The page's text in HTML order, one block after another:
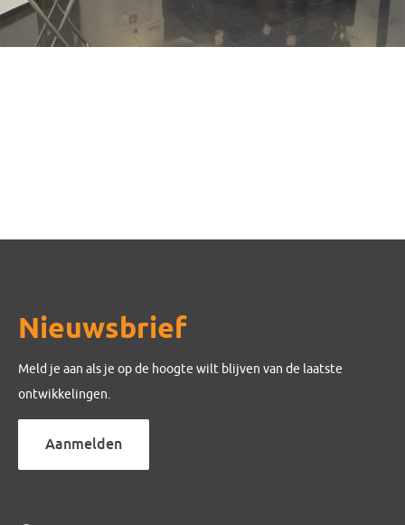
Nieuwsbrief
Meld je aan als je op de hoogte wilt blijven van de laatste
ontwikkelingen.
Aanmelden